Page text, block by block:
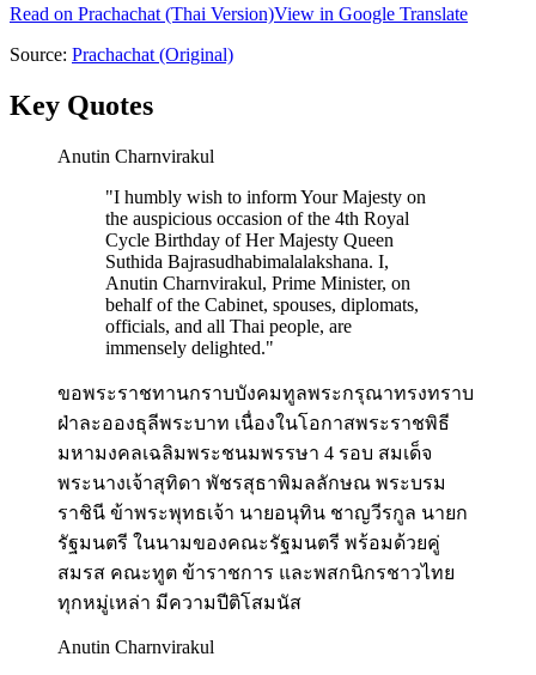
Read on Prachachat (Thai Version)View in Google Translate
Source: Prachachat (Original)
Key Quotes
Anutin Charnvirakul
"I humbly wish to inform Your Majesty on
the auspicious occasion of the 4th Royal
Cycle Birthday of Her Majesty Queen
Suthida Bajrasudhabimalalakshana. I,
Anutin Charnvirakul, Prime Minister, on
behalf of the Cabinet, spouses, diplomats,
officials, and all Thai people, are
immensely delighted."
ขอพระราชทานกราบบังคมทูลพระกรุณาทรงทราบ
ฝ่าละอองธุลีพระบาท เนื่องในโอกาสพระราชพิธี
มหามงคลเฉลิมพระชนมพรรษา 4 รอบ สมเด็จ
พระนางเจ้าสุทิดา พัชรสุธาพิมลลักษณ พระบรม
ราชินี ข้าพระพุทธเจ้า นายอนุทิน ชาญวีรกูล นายก
รัฐมนตรี ในนามของคณะรัฐมนตรี พร้อมด้วยคู่
สมรส คณะทูต ข้าราชการ และพสกนิกรชาวไทย
ทุกหมู่เหล่า มีความปีติโสมนัส
Anutin Charnvirakul